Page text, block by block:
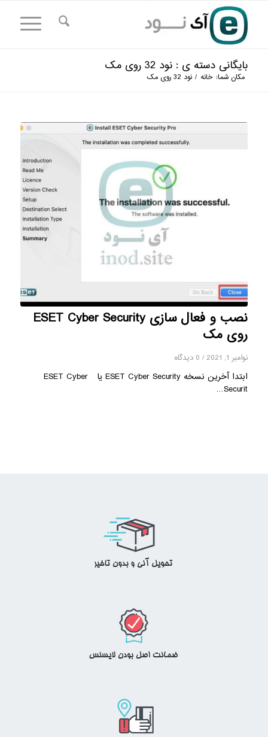
بایگانی دسته ی : نود 32 روی مک
مکان شما: خانه / نود 32 روی مک
نصب و فعال سازی ESET Cyber ​​Security
روی مک
نوامبر 1, 2021 / 0 دیدگاه
ابتدا آخرین نسخه ESET Cyber ​​Security یا ESET Cyber ​​
Securit…